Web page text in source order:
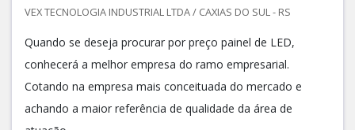
VEX TECNOLOGIA INDUSTRIAL LTDA / CAXIAS DO SUL - RS
Quando se deseja procurar por preço painel de LED,
conhecerá a melhor empresa do ramo empresarial.
Cotando na empresa mais conceituada do mercado e
achando a maior referência de qualidade da área de